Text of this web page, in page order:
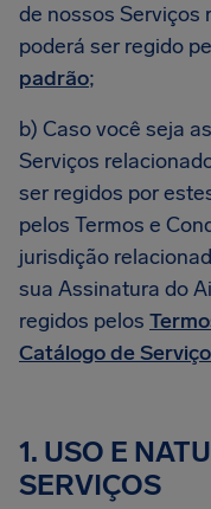
de nossos Serviços
poderá ser regido
padrão;
b) Caso você seja
Serviços
ser regidos por
pelos Termos e
jurisdição
sua Assinatura do
regidos pelos
Catálogo de
1. USO E
SERVIÇOS